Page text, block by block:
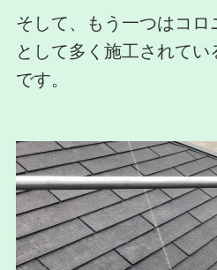
そして、もう一つはコ
として多く施工されて
です。